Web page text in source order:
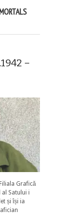
–
Grafică
al Satului i
și își ia